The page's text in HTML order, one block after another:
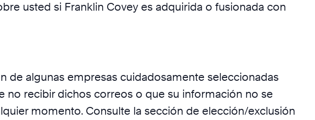
usted si Franklin Covey es adquirida o fusionada con
de algunas empresas cuidadosamente seleccionadas
no recibir dichos correos o que su información no se
momento. Consulte la sección de elección/exclusión